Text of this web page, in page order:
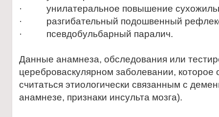
· унилатеральное повышение
· разгибательный подошвенный
· псевдобульбарный паралич.
Данные анамнеза, обследования или
цереброваскулярном заболевании,
считаться этиологически связанным с
анамнезе, признаки инсульта мозга).